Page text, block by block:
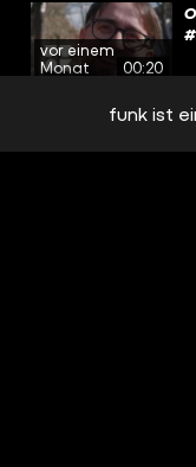
vor einem
Monat
00:20
vor einem
funk ist